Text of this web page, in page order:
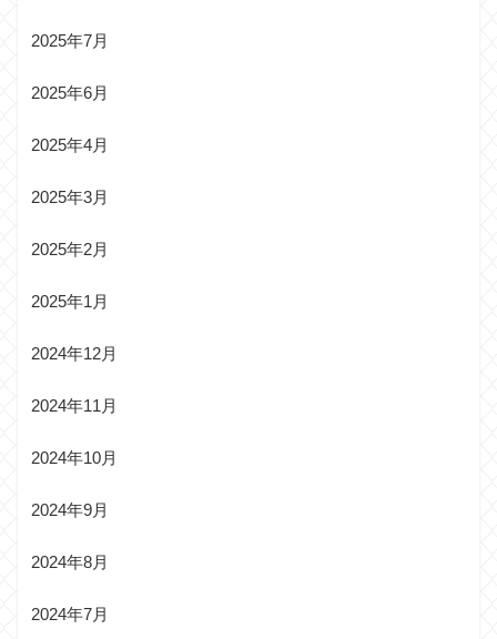
2025年7月
2025年6月
2025年4月
2025年3月
2025年2月
2025年1月
2024年12月
2024年11月
2024年10月
2024年9月
2024年8月
2024年7月